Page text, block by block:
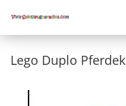
Lego Duplo